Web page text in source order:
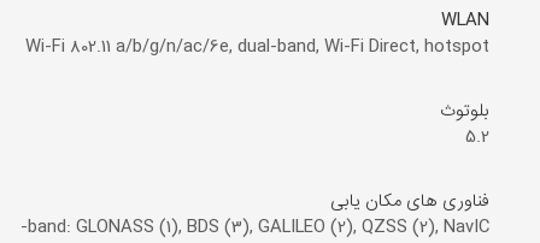
WLAN
Wi-Fi 802.11 a/b/g/n/ac/6e, dual-band, Wi-Fi Direct, hotspot
بلوتوث
5.2
فناوری های مکان یابی
band: GLONASS (1), BDS (3), GALILEO (2), QZSS (2), NavIC